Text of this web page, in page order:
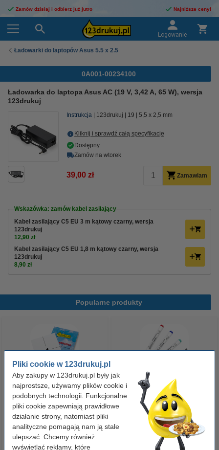
Pliki cookie w 123drukuj.pl
Aby zakupy w 123drukuj.pl były jak
najprostsze, używamy plików cookie i
podobnych technologii. Funkcjonalne
pliki cookie zapewniają prawidłowe
działanie strony, natomiast pliki
analityczne pomagają nam ją stale
ulepszać. Chcemy również
wyświetlać reklamy, które
Zamów dzisiaj i odbierz już jutro Najniższe ceny!
Logowanie
Ładowarki do laptopów Asus 5.5 x 2.5
0A001-00234100
Ładowarka do laptopa Asus AC (19 V, 3,42 A, 65 W), wersja
123drukuj
Instrukcja 123drukuj 19 5,5 x 2,5 mm
Kliknij i sprawdź całą specyfikacje
Dostępny
Zamów na wtorek
39,00 zł Zamawiam
Wskazówka: zamów kabel zasilający
Kabel zasilający C5 EU 3 m kątowy czarny, wersja
123drukuj
12,90 zł
Kabel zasilający C5 EU 1,8 m kątowy czarny, wersja
123drukuj
8,90 zł
Popularne produkty
Etykiety wysyłkowe A6 (105 x
148 mm), 100 etykiet, 123drukuj
14,90 zł z VAT
Zestaw 4x marker do tablic
suchościeralnych (okrągła
końcówka 2,5 mm) 123drukuj
19,90 zł z VAT